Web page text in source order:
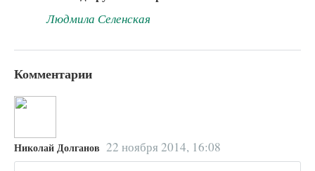
Людмила Селенская
Комментарии
Николай Долганов 22 ноября 2014, 16:08